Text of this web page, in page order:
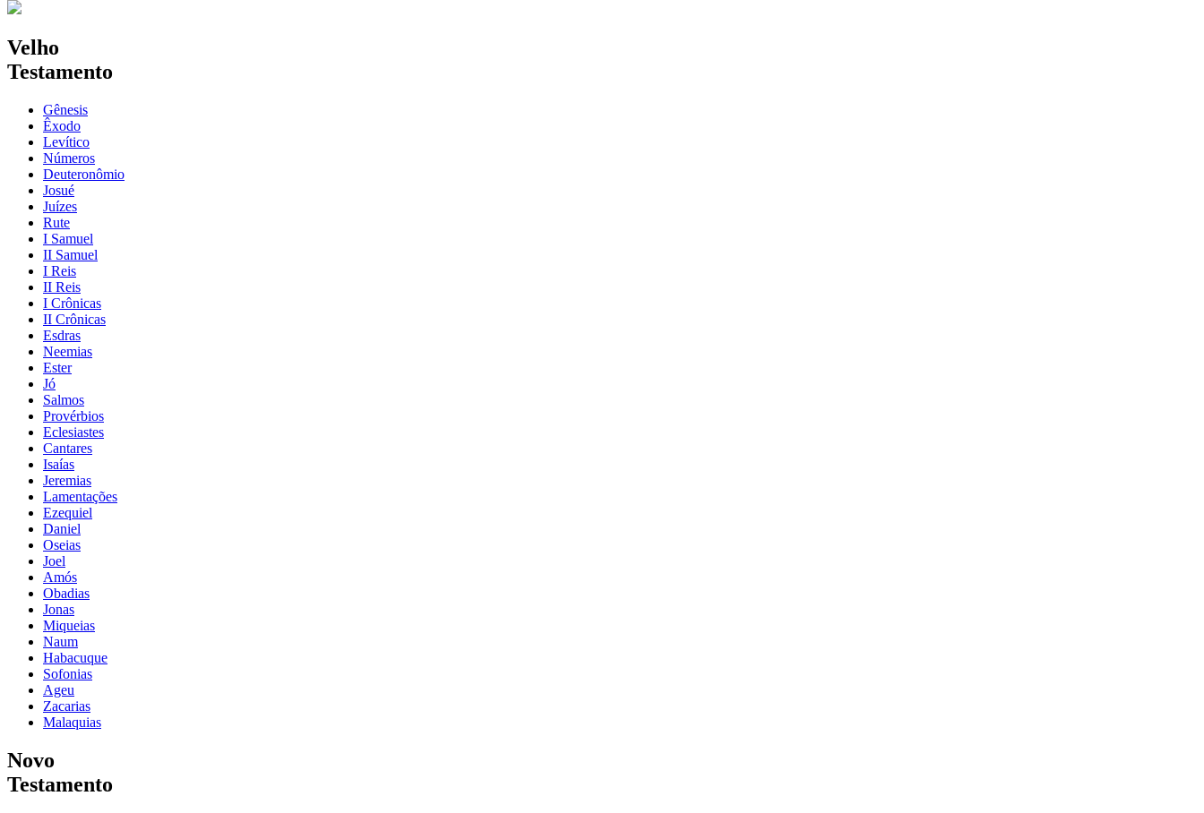
Velho
Testamento
Gênesis
Êxodo
Levítico
Números
Deuteronômio
Josué
Juízes
Rute
I Samuel
II Samuel
I Reis
II Reis
I Crônicas
II Crônicas
Esdras
Neemias
Ester
Jó
Salmos
Provérbios
Eclesiastes
Cantares
Isaías
Jeremias
Lamentações
Ezequiel
Daniel
Oseias
Joel
Amós
Obadias
Jonas
Miqueias
Naum
Habacuque
Sofonias
Ageu
Zacarias
Malaquias
Novo
Testamento